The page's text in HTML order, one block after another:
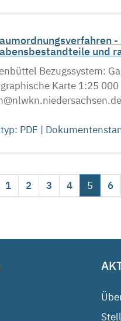
und
Bezugssystem:
Karte 1:25
PDF |
1 2 3 4 5 6